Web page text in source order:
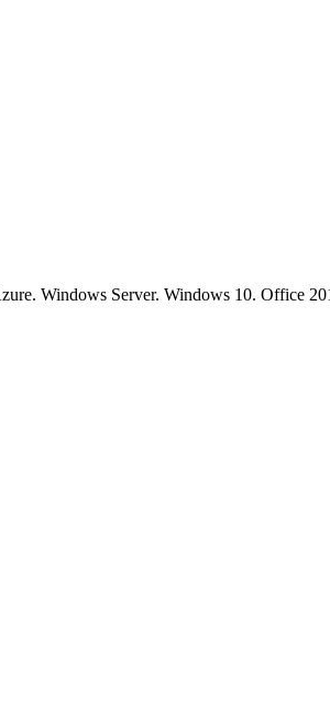
Windows Server. Windows 10. Office